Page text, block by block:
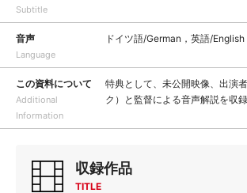
Subtitle
音声
Language
ドイツ語/German，英語/English
この資料について
Additional
Information
特典として、未公開映像、出演
ク）と監督による音声解説を収録
収録作品
TITLE